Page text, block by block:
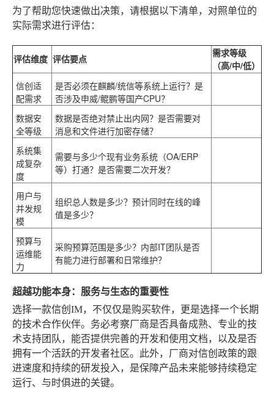
为了帮助您快速做出决策，请根据以下清单，对照单位的
实际需求进行评估：
评估维度 评估要点
需求等级
（高/中/低）
信创适
配需求
是否必须在麒麟/统信等系统上运行？是
否涉及申威/鲲鹏等国产CPU？
数据安
全等级
数据是否绝对禁止出内网？是否需要对
消息和文件进行加密存储？
系统集
成复杂
度
需要与多少个现有业务系统（OA/ERP
等）打通？是否需要二次开发？
用户与
并发规
模
组织总人数是多少？预计同时在线的峰
值是多少？
预算与
运维能
力
采购预算范围是多少？内部IT团队是否
有能力进行部署和日常维护？
超越功能本身：服务与生态的重要性
选择一款信创IM，不仅仅是购买软件，更是选择一个长期
的技术合作伙伴。务必考察厂商是否具备成熟、专业的技
术支持团队，能否提供完善的开发和使用文档，以及是否
拥有一个活跃的开发者社区。此外，厂商对信创政策的跟
进速度和持续的研发投入，是保障产品未来能够持续稳定
运行、与时俱进的关键。